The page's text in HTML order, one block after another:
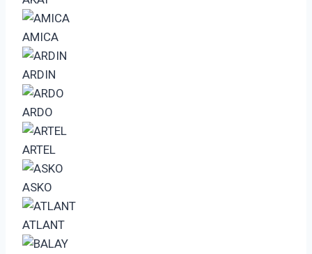
AMICA
ARDIN
ARDO
ARTEL
ASKO
ATLANT